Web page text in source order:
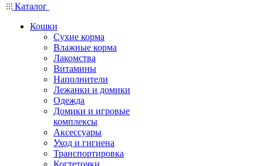
Каталог
Кошки
Сухие корма
Влажные корма
Лакомства
Витамины
Наполнители
Лежанки и домики
Одежда
Домики и игровые
комплексы
Аксессуары
Уход и гигиена
Транспортировка
Когтеточки